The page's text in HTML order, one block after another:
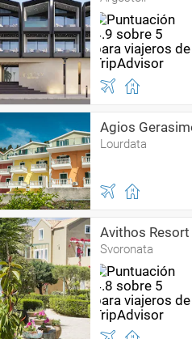
Agios
Lourdata
Avithos
Svoronata